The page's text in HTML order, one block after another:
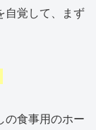
自覚して、まず
の食事用のホー